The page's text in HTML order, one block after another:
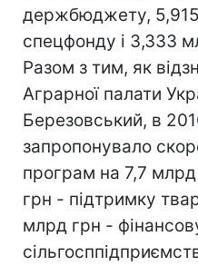
держбюджету,
спецфонду і 3,333
Разом з тим, як
Аграрної палати
Березовський, в
запропонувало
програм на 7,7
грн - підтримку
млрд грн -